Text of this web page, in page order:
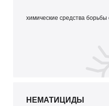
химические средства
НЕМАТИЦИДЫ